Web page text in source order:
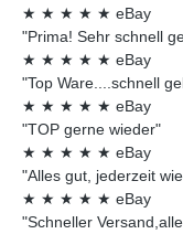
★ ★ ★ ★ ★ eBay
"Prima! Sehr schnell
★ ★ ★ ★ ★ eBay
"Top Ware....schnell
★ ★ ★ ★ ★ eBay
"TOP gerne wieder"
★ ★ ★ ★ ★ eBay
"Alles gut, jederzeit
★ ★ ★ ★ ★ eBay
"Schneller